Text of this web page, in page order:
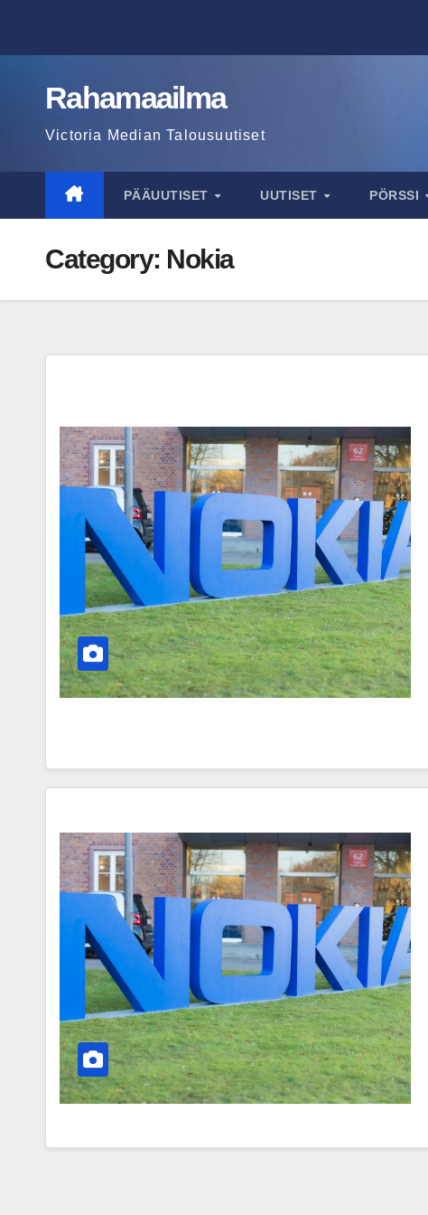
Rahamaailma
Victoria Median Talousuutiset
PÄÄUUTISET UUTISET PÖRSSI
Category: Nokia